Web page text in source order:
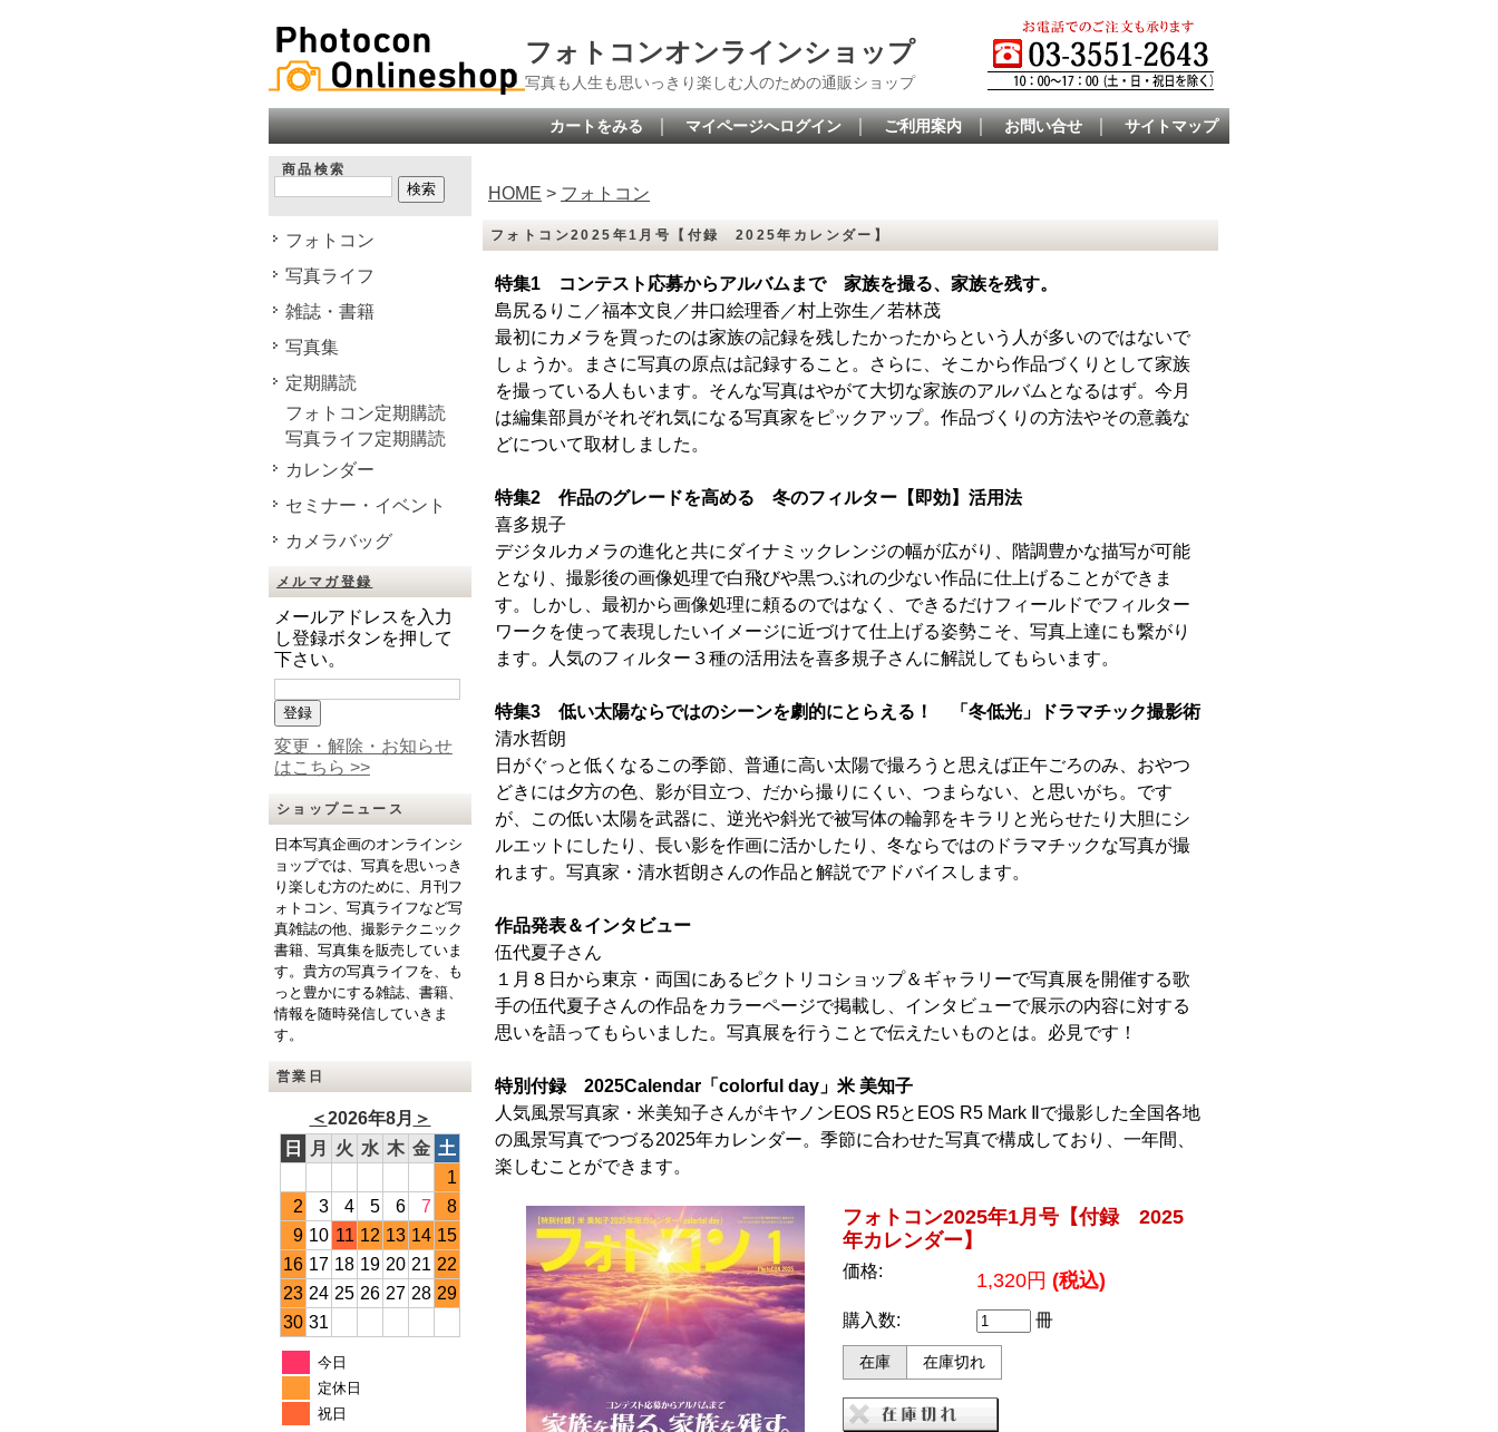
フォトコンオンラインショップ
写真も人生も思いっきり楽しむ人のための通販ショップ
カートをみる ｜ マイページへログイン ｜ ご利用案内 ｜ お問い合せ ｜ サイトマップ
商品検索
フォトコン
写真ライフ
雑誌・書籍
写真集
定期購読
フォトコン定期購読
写真ライフ定期購読
カレンダー
セミナー・イベント
カメラバッグ
メルマガ登録
メールアドレスを入力
し登録ボタンを押して
下さい。
変更・解除・お知らせ
はこちら >>
ショップニュース
日本写真企画のオンラインシ
ョップでは、写真を思いっき
り楽しむ方のために、月刊フ
ォトコン、写真ライフなど写
真雑誌の他、撮影テクニック
書籍、写真集を販売していま
す。貴方の写真ライフを、も
っと豊かにする雑誌、書籍、
情報を随時発信していきま
す。
営業日
＜2026年8月 ＞
日
月 火 水 木 金 土
1
2
3 4 5 6 7
8
9 10 11 12 13 14 15
16 17 18 19 20 21 22
23 24 25 26 27 28 29
30 31
今日
定休日
祝日
HOME > フォトコン
フォトコン2025年1月号【付録 2025年カレンダー】
特集1 コンテスト応募からアルバムまで 家族を撮る、家族を残す。
島尻るりこ／福本文良／井口絵理香／村上弥生／若林茂
最初にカメラを買ったのは家族の記録を残したかったからという人が多いのではないで
しょうか。まさに写真の原点は記録すること。さらに、そこから作品づくりとして家族
を撮っている人もいます。そんな写真はやがて大切な家族のアルバムとなるはず。今月
は編集部員がそれぞれ気になる写真家をピックアップ。作品づくりの方法やその意義な
どについて取材しました。
特集2 作品のグレードを高める 冬のフィルター【即効】活用法
喜多規子
デジタルカメラの進化と共にダイナミックレンジの幅が広がり、階調豊かな描写が可能
となり、撮影後の画像処理で白飛びや黒つぶれの少ない作品に仕上げることができま
す。しかし、最初から画像処理に頼るのではなく、できるだけフィールドでフィルター
ワークを使って表現したいイメージに近づけて仕上げる姿勢こそ、写真上達にも繋がり
ます。人気のフィルター３種の活用法を喜多規子さんに解説してもらいます。
特集3 低い太陽ならではのシーンを劇的にとらえる！ 「冬低光」ドラマチック撮影術
清水哲朗
日がぐっと低くなるこの季節、普通に高い太陽で撮ろうと思えば正午ごろのみ、おやつ
どきには夕方の色、影が目立つ、だから撮りにくい、つまらない、と思いがち。です
が、この低い太陽を武器に、逆光や斜光で被写体の輪郭をキラリと光らせたり大胆にシ
ルエットにしたり、長い影を作画に活かしたり、冬ならではのドラマチックな写真が撮
れます。写真家・清水哲朗さんの作品と解説でアドバイスします。
作品発表＆インタビュー
伍代夏子さん
１月８日から東京・両国にあるピクトリコショップ＆ギャラリーで写真展を開催する歌
手の伍代夏子さんの作品をカラーページで掲載し、インタビューで展示の内容に対する
思いを語ってもらいました。写真展を行うことで伝えたいものとは。必見です！
特別付録 2025Calendar「colorful day」米 美知子
人気風景写真家・米美知子さんがキヤノンEOS R5とEOS R5 Mark Ⅱで撮影した全国各地
の風景写真でつづる2025年カレンダー。季節に合わせた写真で構成しており、一年間、
楽しむことができます。
フォトコン2025年1月号【付録 2025
年カレンダー】
価格: 1,320円 (税込)
購入数: 冊
在庫 在庫切れ